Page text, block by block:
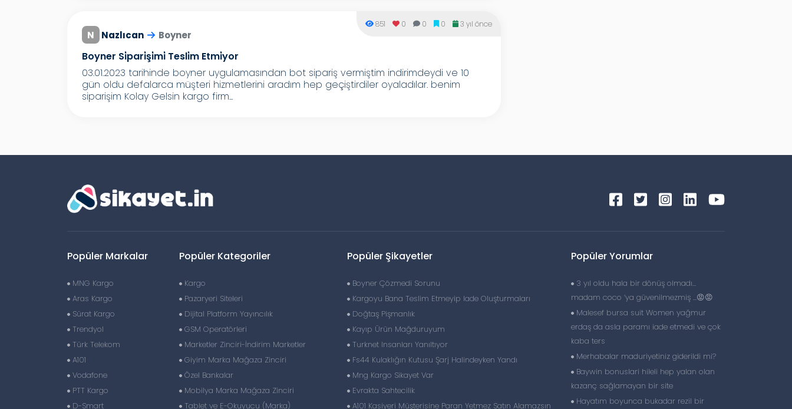
N Nazlıcan Boyner
Boyner Si̇pari̇şi̇mi̇ Tesli̇m Etmi̇yor
851 0 0 0 3 yıl önce
03.01.2023 tarihinde boyner uygulamasından bot sipariş vermiştim indirimdeydi ve 10
gün oldu defalarca müşteri hizmetlerini aradım hep geçiştirdiler oyaladılar. benim
siparişim Kolay Gelsin kargo firm...
Popüler Markalar
MNG Kargo
Aras Kargo
Sürat Kargo
Trendyol
Türk Telekom
A101
Vodafone
PTT Kargo
D-Smart
Popüler Kategoriler
Kargo
Pazaryeri Siteleri
Dijital Platform Yayıncılık
GSM Operatörleri
Marketler Zinciri-İndirim Marketler
Giyim Marka Mağaza Zinciri
Özel Bankalar
Mobilya Marka Mağaza Zinciri
Tablet ve E-Okuyucu (Marka)
Popüler Şikayetler
Boyner Çözmedi Sorunu
Kargoyu Bana Teslim Etmeyip Iade Oluşturmaları
Doğtaş Pişmanlık
Kayıp Ürün Mağduruyum
Turknet Insanları Yanıltıyor
Fs44 Kulaklığın Kutusu Şarj Halindeyken Yandı
Mng Kargo Sikayet Var
Evrakta Sahtecilik
A101 Kasiyeri Müşterisine Paran Yetmez Satın Alamazsın
Popüler Yorumlar
3 yıl oldu hala bir dönüş olmadı…
madam coco ‘ya güvenilmezmiş …😡😡
Malesef bursa suit Women yağmur
erdaş da asla paramı iade etmedi ve çok
kaba ters
Merhabalar maduriyetiniz giderildi mi?
Baywin bonuslari hileli hep yalan olan
kazanç sağlamayan bir site
Hayatım boyunca bukadar rezil bir